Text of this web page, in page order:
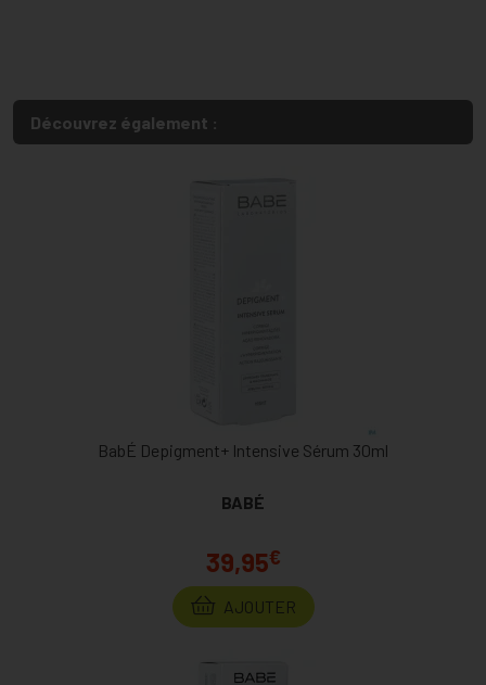
Découvrez également :
BabÉ Depigment+ Intensive Sérum 30ml
BABÉ
39,95€
AJOUTER